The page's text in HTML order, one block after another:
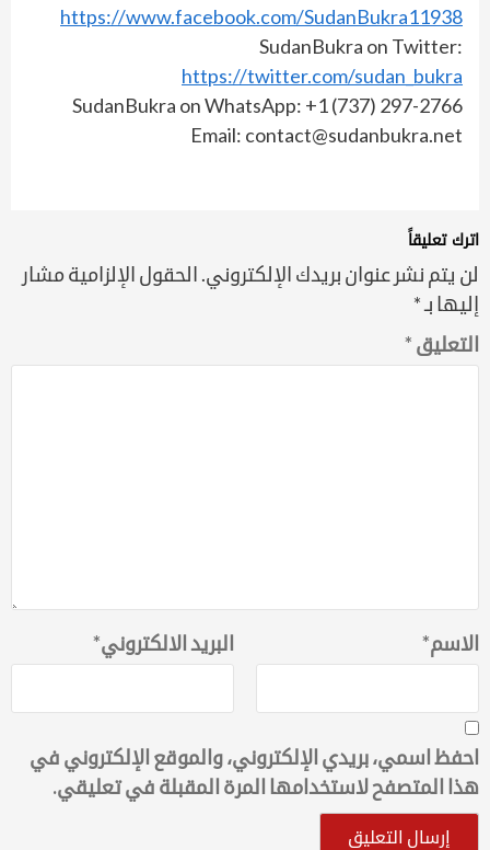
https://www.facebook.com/SudanBukra11938
SudanBukra on Twitter:
https://twitter.com/sudan_bukra
SudanBukra on WhatsApp: +1 (737) 297-2766
Email: contact@sudanbukra.net
اترك تعليقاً
لن يتم نشر عنوان بريدك الإلكتروني. الحقول الإلزامية مشار
إليها بـ*
التعليق *
الاسم* البريد الالكتروني*
احفظ اسمي، بريدي الإلكتروني، والموقع الإلكتروني في
هذا المتصفح لاستخدامها المرة المقبلة في تعليقي.